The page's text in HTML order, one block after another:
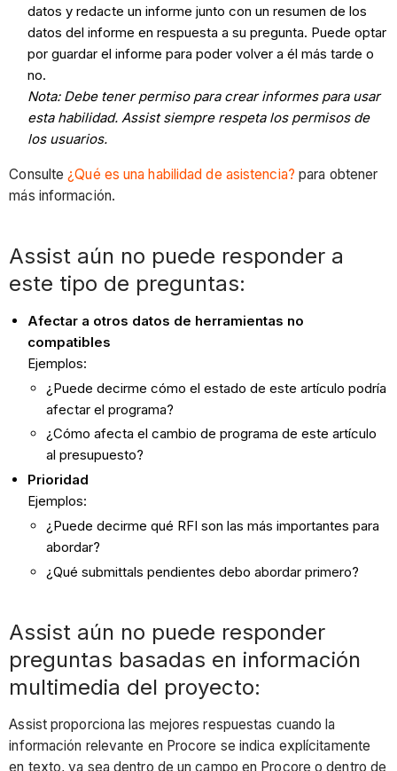
datos y redacte un informe junto con un resumen de los
datos del informe en respuesta a su pregunta. Puede optar
por guardar el informe para poder volver a él más tarde o
no.
Nota: Debe tener permiso para crear informes para usar
esta habilidad. Assist siempre respeta los permisos de
los usuarios.
Consulte¿Qué es una habilidad de asistencia? para obtener
más información.
Assist aún no puede responder a
este tipo de preguntas:
Afectar a otros datos de herramientas no
compatibles
Ejemplos:
¿Puede decirme cómo el estado de este artículo podría
afectar el programa?
¿Cómo afecta el cambio de programa de este artículo
al presupuesto?
Prioridad
Ejemplos:
¿Puede decirme qué RFI son las más importantes para
abordar?
¿Qué submittals pendientes debo abordar primero?
Assist aún no puede responder
preguntas basadas en información
multimedia del proyecto:
Assist proporciona las mejores respuestas cuando la
información relevante en Procore se indica explícitamente
en texto, ya sea dentro de un campo en Procore o dentro de